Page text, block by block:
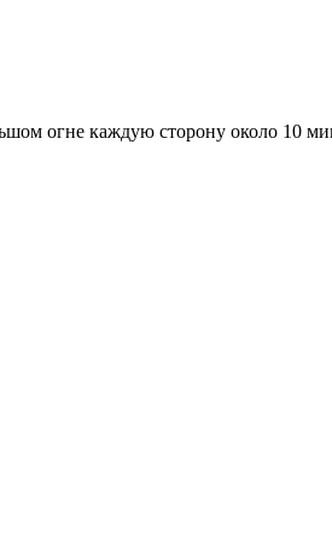
каждую сторону около 10